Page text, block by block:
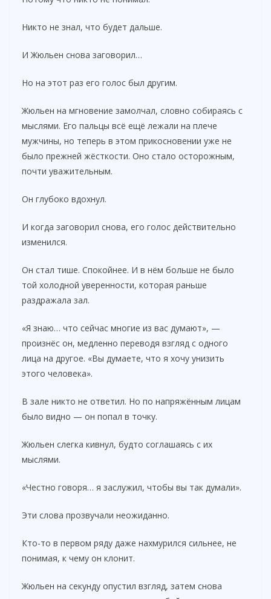
Никто не знал, что будет дальше.
И Жюльен снова заговорил…
Но на этот раз его голос был другим.
Жюльен на мгновение замолчал, словно собираясь с
мыслями. Его пальцы всё ещё лежали на плече
мужчины, но теперь в этом прикосновении уже не
было прежней жёсткости. Оно стало осторожным,
почти уважительным.
Он глубоко вдохнул.
И когда заговорил снова, его голос действительно
изменился.
Он стал тише. Спокойнее. И в нём больше не было
той холодной уверенности, которая раньше
раздражала зал.
«Я знаю… что сейчас многие из вас думают», —
произнёс он, медленно переводя взгляд с одного
лица на другое. «Вы думаете, что я хочу унизить
этого человека».
В зале никто не ответил. Но по напряжённым лицам
было видно — он попал в точку.
Жюльен слегка кивнул, будто соглашаясь с их
мыслями.
«Честно говоря… я заслужил, чтобы вы так думали».
Эти слова прозвучали неожиданно.
Кто-то в первом ряду даже нахмурился сильнее, не
понимая, к чему он клонит.
Жюльен на секунду опустил взгляд, затем снова